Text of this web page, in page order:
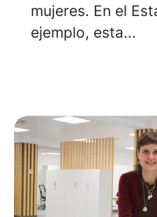
mujeres. En el
ejemplo, esta...